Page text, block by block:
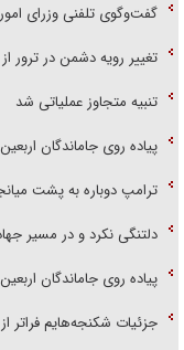
گفت‌وگوی تلفنی وزرای
تغییر رویه دشمن در ترور
تنبیه متجاوز عملیاتی شد
پیاده روی جاماندگان
ترامپ دوباره به پشت
دلتنگی نکرد و در مسیر
پیاده روی جاماندگان
جزئیات شکنجه‌هایم فراتر